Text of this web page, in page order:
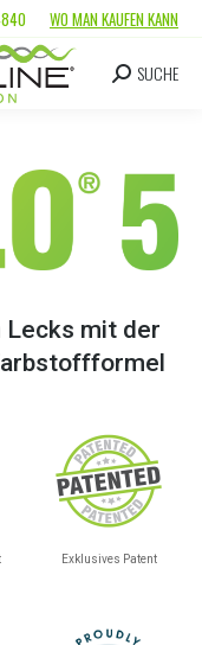
WO MAN KAUFEN KANN
SUCHE
Lecks mit der
Exklusives Patent